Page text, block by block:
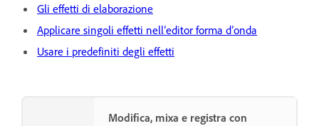
Gli effetti di elaborazione
Applicare singoli effetti nell’editor forma d’onda
Usare i predefiniti degli effetti
Modifica, mixa e registra con